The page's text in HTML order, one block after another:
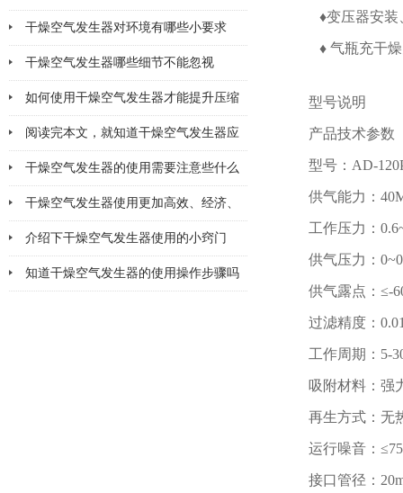
作有哪些
干燥空气发生器对环境有哪些小要求
干燥空气发生器哪些细节不能忽视
如何使用干燥空气发生器才能提升压缩
空气的纯净度？
阅读完本文，就知道干燥空气发生器应
该注意哪几点小问题
干燥空气发生器的使用需要注意些什么
干燥空气发生器使用更加高效、经济、
安全、环保
介绍下干燥空气发生器使用的小窍门
知道干燥空气发生器的使用操作步骤吗
♦变压器安装
♦ 气瓶充干
型号说明
产品技术参数
型号：AD-
供气能力：
工作压力：
供气压力：
供气露点：≤-
过滤精度：
工作周期：5-
吸附材料：强
再生方式：无
运行噪音：
接口管径：